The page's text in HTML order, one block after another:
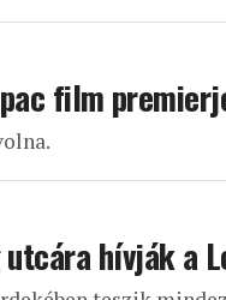
film
utcára hívják a